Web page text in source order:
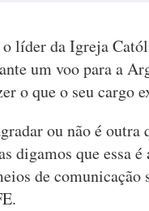
líder da Igreja
um voo para a
o que o seu cargo
ou não é outra
digamos que essa
de